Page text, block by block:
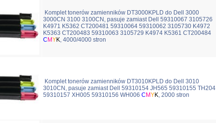
Komplet tonerów zamienników DT3000KPLD do Dell 3000
3000CN 3100 3100CN, pasuje zamiast Dell 59310067 3105726
K4971 K5362 CT200481 59310064 59310062 3105730 K4972
K5363 CT200483 59310063 3105729 K4974 K5361 CT200484
C MYK, 4000/4000 stron
Komplet tonerów zamienników DT3010KPLD do Dell 3010
3010CN, pasuje zamiast Dell 59310154 JH565 59310155 TH204
59310157 XH005 59310156 WH006 C MYK, 2000 stron